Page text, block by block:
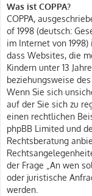
Was ist COPPA?
COPPA,
of 1998 (deutsch:
im Internet von
dass Websites, die
Kindern unter 13
beziehungsweise
Wenn Sie sich
auf der Sie sich zu
einen rechtlichen
phpBB Limited und
Rechtsberatung
der Frage „An wen
oder juristische
werden.